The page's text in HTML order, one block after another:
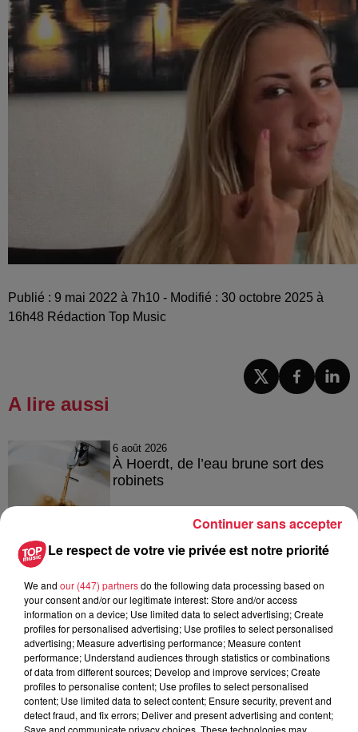
Publié : 9 mai 2022 à 7h10 - Modifié : 30 octobre 2025 à
16h48 Rédaction Top Music
A lire aussi
6 août 2026
À Hoerdt, de l’eau brune sort des
robinets
6 août 2026
Catherine Trautmann réagit
6 août 2026
Au zoo de Mulhouse : rencontre
avec les flamants rouges
Le respect de votre vie privée est notre priorité
We and our (447) partnersdo the following data processing based on
your consent and/or our legitimate interest: Store and/or access
information on a device; Use limited data to select advertising; Create
profiles for personalised advertising; Use profiles to select personalised
advertising; Measure advertising performance; Measure content
performance; Understand audiences through statistics or combinations
of data from different sources; Develop and improve services; Create
profiles to personalise content; Use profiles to select personalised
content; Use limited data to select content; Ensure security, prevent and
detect fraud, and fix errors; Deliver and present advertising and content;
Save and communicate privacy choices. These technologies may
Continuer sans accepter